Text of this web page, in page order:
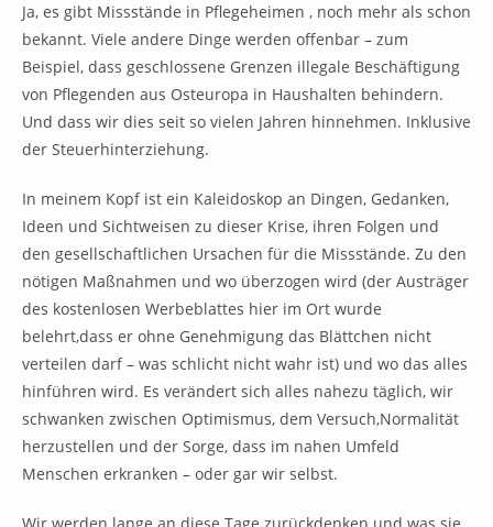
Ja, es gibt Missstände in Pflegeheimen , noch mehr als schon
bekannt. Viele andere Dinge werden offenbar – zum
Beispiel, dass geschlossene Grenzen illegale Beschäftigung
von Pflegenden aus Osteuropa in Haushalten behindern.
Und dass wir dies seit so vielen Jahren hinnehmen. Inklusive
der Steuerhinterziehung.
In meinem Kopf ist ein Kaleidoskop an Dingen, Gedanken,
Ideen und Sichtweisen zu dieser Krise, ihren Folgen und
den gesellschaftlichen Ursachen für die Missstände. Zu den
nötigen Maßnahmen und wo überzogen wird (der Austräger
des kostenlosen Werbeblattes hier im Ort wurde
belehrt,dass er ohne Genehmigung das Blättchen nicht
verteilen darf – was schlicht nicht wahr ist) und wo das alles
hinführen wird. Es verändert sich alles nahezu täglich, wir
schwanken zwischen Optimismus, dem Versuch,Normalität
herzustellen und der Sorge, dass im nahen Umfeld
Menschen erkranken – oder gar wir selbst.